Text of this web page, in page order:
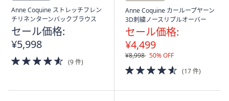
Anne Coquine ストレッチフレン
チリネンターンバックブラウス
セール価格:
¥5,998
4.5
of
(9 件)
Anne Coquine カーループヤーン
3D刺繍ノースリプルオーバー
セール価格:
¥4,499
¥8,998 50% OFF
4.5
of
(17 件)